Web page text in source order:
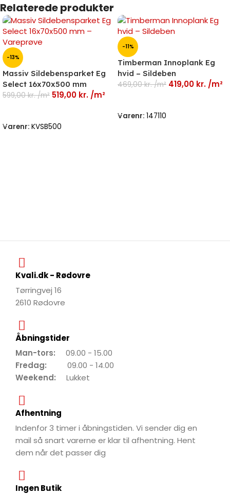
Relaterede produkter
-13%
Massiv Sildebensparket Eg
Select 16x70x500 mm
599,00kr./m² 519,00 kr. /m²
Varenr: KVSB500
-11%
Timberman Innoplank Eg
hvid – Sildeben
469,00kr./m² 419,00 kr. /m²
Varenr: 147110
Kvali.dk - Rødovre
Tørringvej 16
2610 Rødovre
Åbningstider
Man-tors: 09.00 - 15.00
Fredag: 09.00 - 14.00
Weekend: Lukket
Afhentning
Indenfor 3 timer i åbningstiden. Vi sender dig en
mail så snart varerne er klar til afhentning. Hent
dem når det passer dig
Ingen Butik